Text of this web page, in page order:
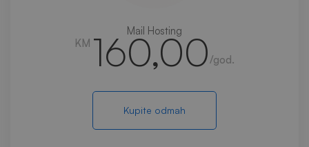
Mail Hosting
KM 160,00 /god.
Kupite odmah